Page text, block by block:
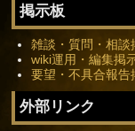
掲示板
雑談・質問・相談
wiki運用・編集掲
要望・不具合報告
外部リンク